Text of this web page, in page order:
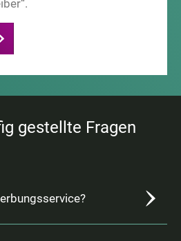
gestellte Fragen